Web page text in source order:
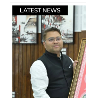
LATEST NEWS